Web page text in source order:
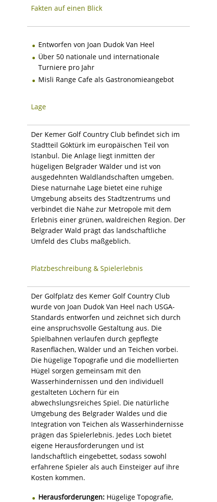
Fakten auf einen Blick
Entworfen von Joan Dudok Van Heel
Über 50 nationale und internationale
Turniere pro Jahr
Misli Range Cafe als Gastronomieangebot
Lage
Der Kemer Golf Country Club befindet sich im
Stadtteil Göktürk im europäischen Teil von
Istanbul. Die Anlage liegt inmitten der
hügeligen Belgrader Wälder und ist von
ausgedehnten Waldlandschaften umgeben.
Diese naturnahe Lage bietet eine ruhige
Umgebung abseits des Stadtzentrums und
verbindet die Nähe zur Metropole mit dem
Erlebnis einer grünen, waldreichen Region. Der
Belgrader Wald prägt das landschaftliche
Umfeld des Clubs maßgeblich.
Platzbeschreibung & Spielerlebnis
Der Golfplatz des Kemer Golf Country Club
wurde von Joan Dudok Van Heel nach USGA-
Standards entworfen und zeichnet sich durch
eine anspruchsvolle Gestaltung aus. Die
Spielbahnen verlaufen durch gepflegte
Rasenflächen, Wälder und an Teichen vorbei.
Die hügelige Topografie und die modellierten
Hügel sorgen gemeinsam mit den
Wasserhindernissen und den individuell
gestalteten Löchern für ein
abwechslungsreiches Spiel. Die natürliche
Umgebung des Belgrader Waldes und die
Integration von Teichen als Wasserhindernisse
prägen das Spielerlebnis. Jedes Loch bietet
eigene Herausforderungen und ist
landschaftlich eingebettet, sodass sowohl
erfahrene Spieler als auch Einsteiger auf ihre
Kosten kommen.
Herausforderungen: Hügelige Topografie,